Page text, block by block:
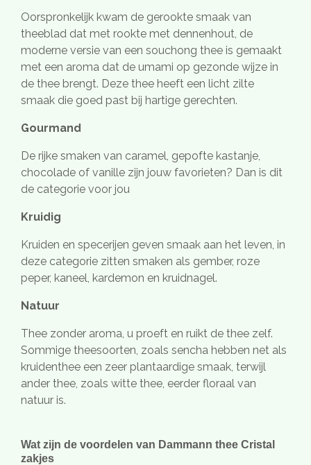
Oorspronkelijk kwam de gerookte smaak van
theeblad dat met rookte met dennenhout, de
moderne versie van een souchong thee is gemaakt
met een aroma dat de umami op gezonde wijze in
de thee brengt. Deze thee heeft een licht zilte
smaak die goed past bij hartige gerechten.
Gourmand
De rijke smaken van caramel, gepofte kastanje,
chocolade of vanille zijn jouw favorieten? Dan is dit
de categorie voor jou
Kruidig
Kruiden en specerijen geven smaak aan het leven, in
deze categorie zitten smaken als gember, roze
peper, kaneel, kardemon en kruidnagel.
Natuur
Thee zonder aroma, u proeft en ruikt de thee zelf.
Sommige theesoorten, zoals sencha hebben net als
kruidenthee een zeer plantaardige smaak, terwijl
ander thee, zoals witte thee, eerder floraal van
natuur is.
Wat zijn de voordelen van Dammann thee Cristal
zakjes